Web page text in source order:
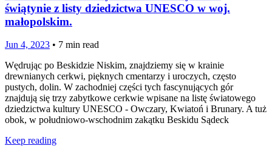
świątynie z listy dziedzictwa UNESCO w woj.
małopolskim.
Jun 4, 2023 • 7 min read
Wędrując po Beskidzie Niskim, znajdziemy się w krainie
drewnianych cerkwi, pięknych cmentarzy i uroczych, często
pustych, dolin. W zachodniej części tych fascynujących gór
znajdują się trzy zabytkowe cerkwie wpisane na listę światowego
dziedzictwa kultury UNESCO - Owczary, Kwiatoń i Brunary. A tuż
obok, w południowo-wschodnim zakątku Beskidu Sądeck
Keep reading